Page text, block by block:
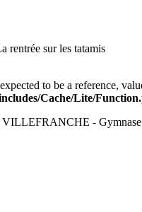
rentrée sur les tatamis
to be a reference,
Cache/Lite/
- Gymnase